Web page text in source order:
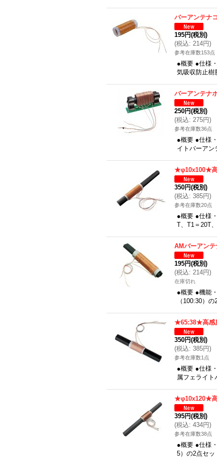
バーアンテナ
195円(税別)
(税込: 214円)
参考在庫数153点
●概要 ●仕様
気吸収防止樹
バーアンテナ
250円(税別)
(税込: 275円)
参考在庫数36点
●概要 ●仕様
イトバーア
★φ10x100★
350円(税別)
(税込: 385円)
参考在庫数20点
●概要 ●仕様
T、T1＝20T
AMバーアンテ
195円(税別)
(税込: 214円)
在庫切れ
●概要 ●機能
（100:30）
★65:38★高感
350円(税別)
(税込: 385円)
参考在庫数1点
●概要 ●仕様
属フェライ
★φ10x120★
395円(税別)
(税込: 434円)
参考在庫数38点
●概要 ●仕様
5）の2点セ